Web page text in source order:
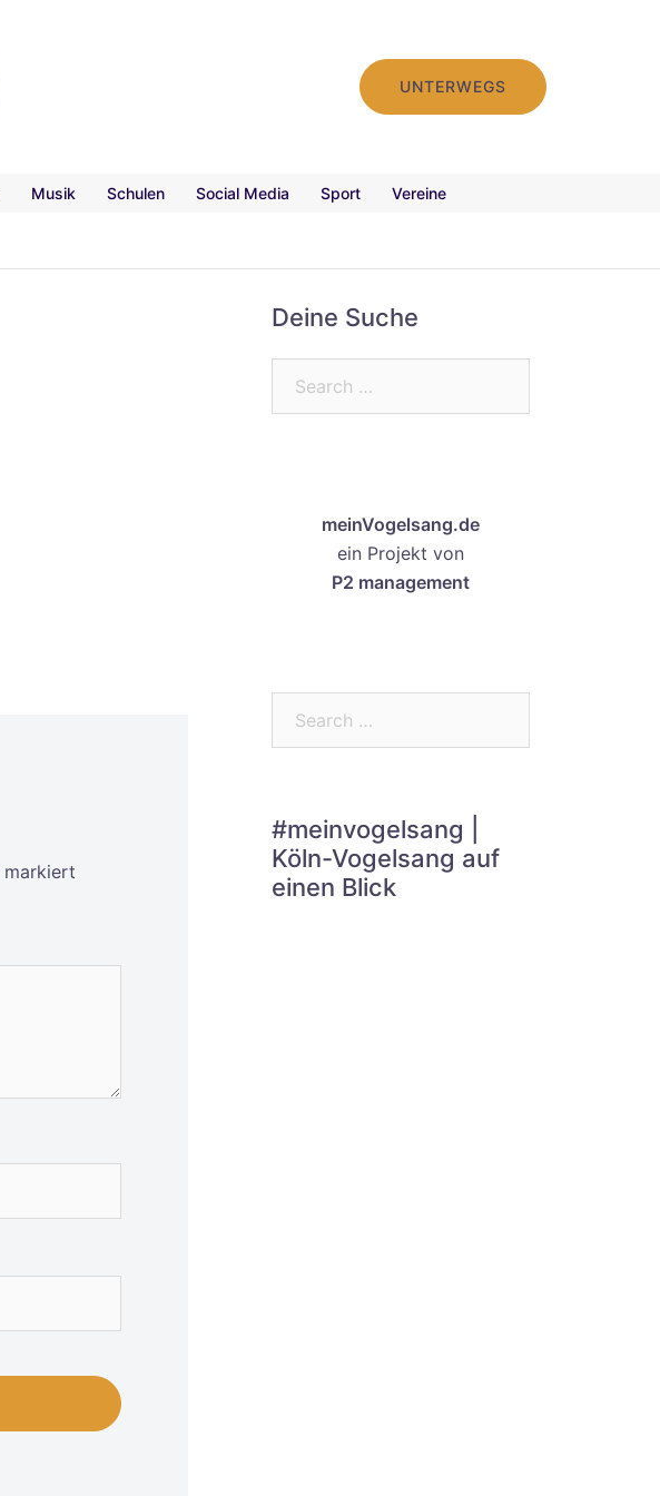
UNTERWEGS
Musik Schulen Social Media Sport Vereine
markiert
Deine Suche
meinVogelsang.de
ein Projekt von
P2 management
#meinvogelsang |
Köln-Vogelsang auf
einen Blick